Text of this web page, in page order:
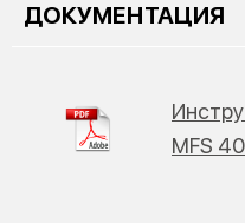
ДОКУМЕНТАЦИЯ
MFS